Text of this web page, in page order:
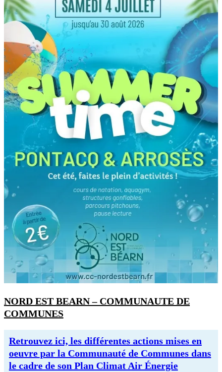
NORD EST BEARN – COMMUNAUTE DE
COMMUNES
Retrouvez ici, les différentes actions mises en
oeuvre par la Communauté de Communes dans
le cadre de son Plan Climat Air Énergie